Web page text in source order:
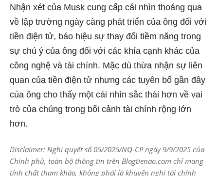
Nhận xét của Musk cung cấp cái nhìn thoáng qua
về lập trường ngày càng phát triển của ông đối với
tiền điện tử, báo hiệu sự thay đổi tiềm năng trong
sự chú ý của ông đối với các khía cạnh khác của
công nghệ và tài chính. Mặc dù thừa nhận sự liên
quan của tiền điện tử nhưng các tuyên bố gần đây
của ông cho thấy một cái nhìn sắc thái hơn về vai
trò của chúng trong bối cảnh tài chính rộng lớn
hơn.
Disclaimer: Nghị quyết số 05/2025/NQ-CP ngày 9/9/2025 của
Chính phủ, toàn bộ thông tin trên Blogtienao.com chỉ mang
tính chất tham khảo, không phải là khuyến nghị tài chính